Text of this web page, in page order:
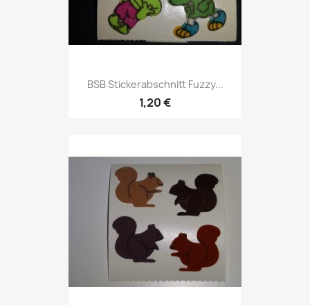
BSB Stickerabschnitt Fuzzy...
1,20 €